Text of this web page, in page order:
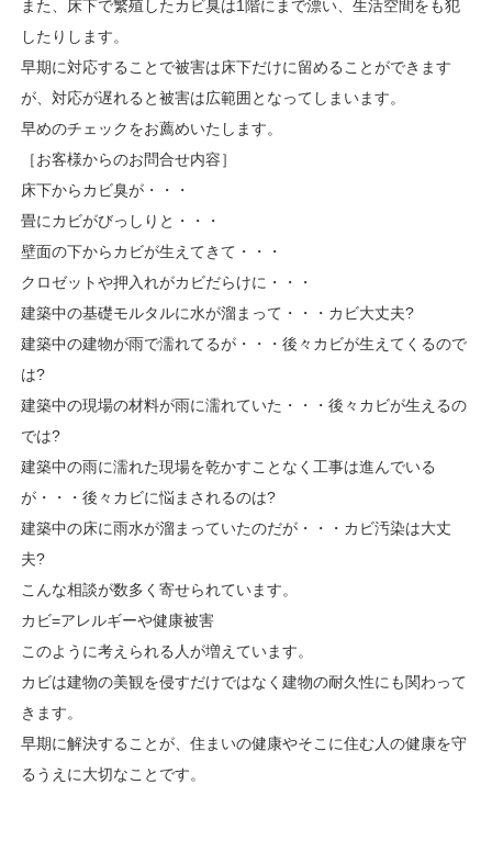
また、床下で繁殖したカビ臭は1階にまで漂い、生活空間をも犯
したりします。
早期に対応することで被害は床下だけに留めることができます
が、対応が遅れると被害は広範囲となってしまいます。
早めのチェックをお薦めいたします。
［お客様からのお問合せ内容］
床下からカビ臭が・・・
畳にカビがびっしりと・・・
壁面の下からカビが生えてきて・・・
クロゼットや押入れがカビだらけに・・・
建築中の基礎モルタルに水が溜まって・・・カビ大丈夫?
建築中の建物が雨で濡れてるが・・・後々カビが生えてくるので
は?
建築中の現場の材料が雨に濡れていた・・・後々カビが生えるの
では?
建築中の雨に濡れた現場を乾かすことなく工事は進んでいる
が・・・後々カビに悩まされるのは?
建築中の床に雨水が溜まっていたのだが・・・カビ汚染は大丈
夫?
こんな相談が数多く寄せられています。
カビ=アレルギーや健康被害
このように考えられる人が増えています。
カビは建物の美観を侵すだけではなく建物の耐久性にも関わって
きます。
早期に解決することが、住まいの健康やそこに住む人の健康を守
るうえに大切なことです。